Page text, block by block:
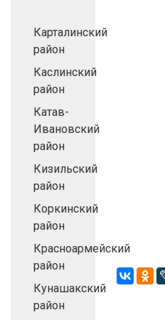
Карталинский
район
Каслинский
район
Катав-
Ивановский
район
Кизильский
район
Коркинский
район
Красноармейский
район
Кунашакский
район